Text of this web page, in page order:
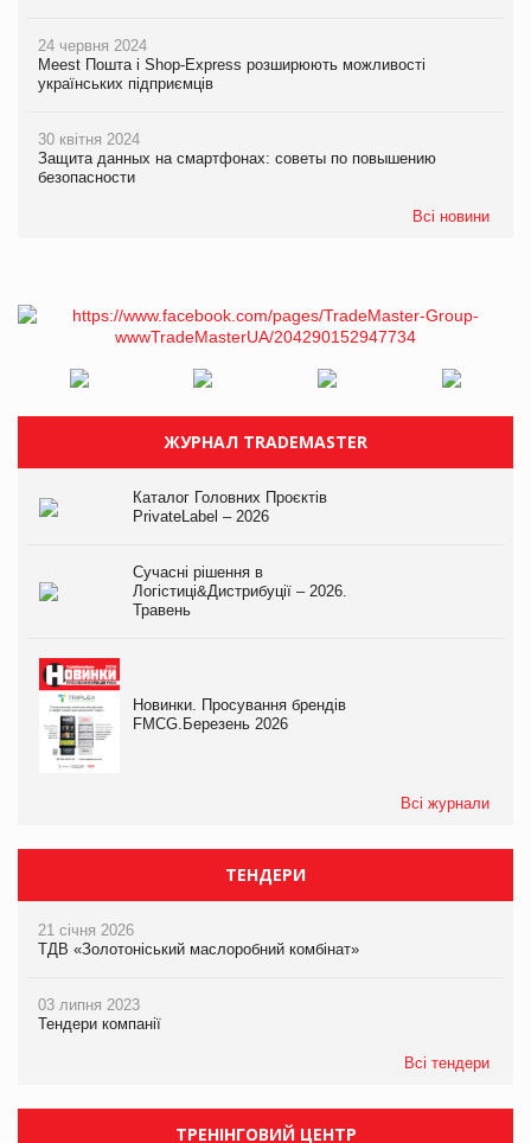
24 червня 2024
Meest Пошта і Shop-Express розширюють можливості
українських підприємців
30 квітня 2024
Защита данных на смартфонах: советы по повышению
безопасности
Всі новини
ЖУРНАЛ TRADEMASTER
Каталог Головних Проєктів
PrivateLabel – 2026
Сучасні рішення в
Логістиці&Дистрибуції – 2026.
Травень
Новинки. Просування брендів
FMCG.Березень 2026
Всі журнали
ТЕНДЕРИ
21 січня 2026
ТДВ «Золотоніський маслоробний комбінат»
03 липня 2023
Тендери компанії
Всі тендери
ТРЕНІНГОВИЙ ЦЕНТР